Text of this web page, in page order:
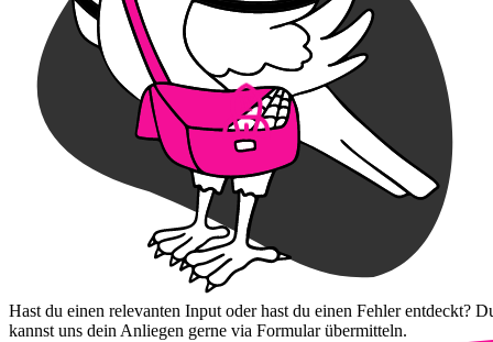
Hast du einen relevanten Input oder hast du einen Fehler entdeckt?
kannst uns dein Anliegen gerne via Formular übermitteln.